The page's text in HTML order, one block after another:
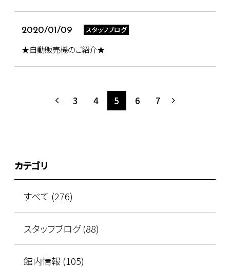
2020/01/09 スタッフブログ
★自動販売機のご紹介★
3 4 5 6 7
カテゴリ
すべて (276)
スタッフブログ (88)
館内情報 (105)